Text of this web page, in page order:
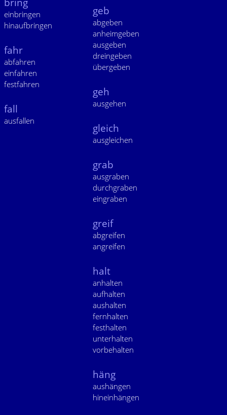
einbringen
hinaufbringen
fahr
abfahren
einfahren
festfahren
fall
ausfallen
geb
abgeben
anheimgeben
ausgeben
dreingeben
übergeben
geh
ausgehen
gleich
ausgleichen
grab
ausgraben
durchgraben
eingraben
greif
abgreifen
angreifen
halt
anhalten
aufhalten
aushalten
fernhalten
festhalten
unterhalten
vorbehalten
häng
aushängen
hineinhängen